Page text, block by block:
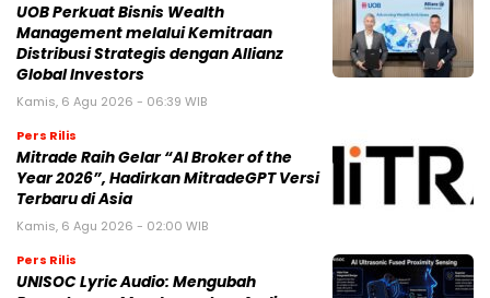
UOB Perkuat Bisnis Wealth
Management melalui Kemitraan
Distribusi Strategis dengan Allianz
Global Investors
Kamis, 6 Agu 2026 - 06:39 WIB
Pers Rilis
Mitrade Raih Gelar “AI Broker of the
Year 2026”, Hadirkan MitradeGPT Versi
Terbaru di Asia
Kamis, 6 Agu 2026 - 02:00 WIB
Pers Rilis
UNISOC Lyric Audio: Mengubah